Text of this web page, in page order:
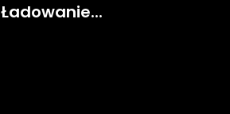
Ładowanie...